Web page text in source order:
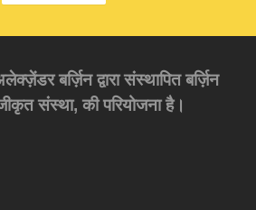
बर्ज़िन द्वारा संस्थापित बर्ज़िन
संस्था, की परियोजना है।